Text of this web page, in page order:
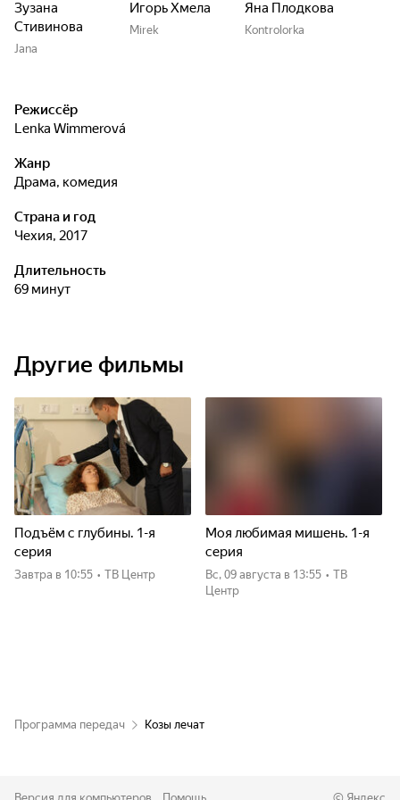
Зузана
Стивинова
Jana
Игорь Хмела
Mirek
Яна Плодкова
Kontrolorka
Режиссёр
Lenka Wimmerová
Жанр
драма, комедия
Страна и год
Чехия, 2017
Длительность
69 минут
Другие фильмы
Подъём с глубины. 1-я
серия
Завтра в 10:55 • ТВ Центр
Моя любимая мишень. 1-я
серия
вс, 09 августа в 13:55 • ТВ
Центр
Программа передач Козы лечат